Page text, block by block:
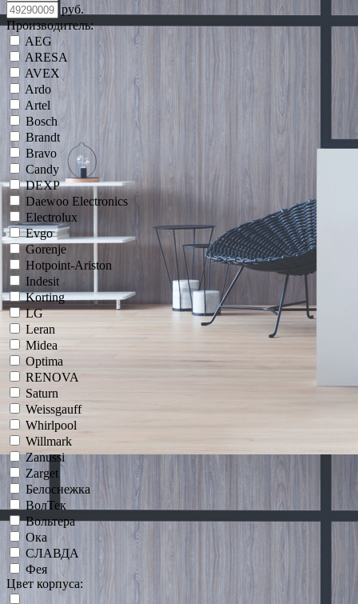
руб.
Производитель:
AEG
ARESA
AVEX
Ardo
Artel
Bosch
Brandt
Bravo
Candy
DEXP
Daewoo Electronics
Electrolux
Evgo
Gorenje
Hotpoint-Ariston
Indesit
Korting
LG
Leran
Midea
Optima
RENOVA
Saturn
Weissgauff
Whirlpool
Willmark
Zanussi
Zarget
Белоснежка
ВолТек
Вольтера
Ока
СЛАВДА
Фея
Цвет корпуса: